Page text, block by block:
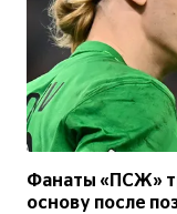
Фанаты «ПСЖ»
основу после